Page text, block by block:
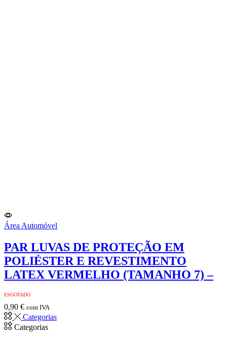
Área Automóvel
PAR LUVAS DE PROTEÇÃO EM
POLIÉSTER E REVESTIMENTO
LATEX VERMELHO (TAMANHO 7) –
ESGOTADO
0,90 € com IVA
Categorias
Categorias